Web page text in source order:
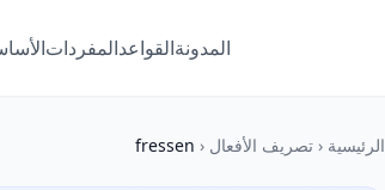
المدونةالقواعدالمفردات
الرئيسية ‹ تصريف الأفعال ‹
fressen